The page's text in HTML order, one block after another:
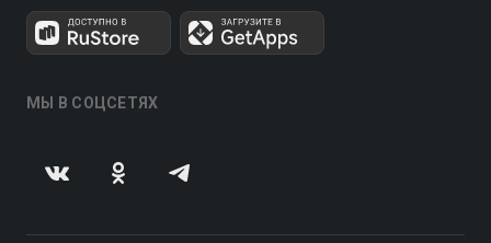
МЫ В СОЦСЕТЯХ